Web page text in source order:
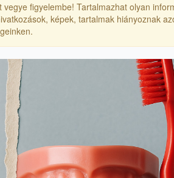
figyelembe! Tartalmazhat olyan
képek, tartalmak hiányoznak